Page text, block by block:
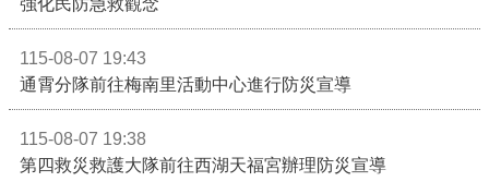
強化民防急救觀念
115-08-07 19:43
通霄分隊前往梅南里活動中心進行防災宣導
115-08-07 19:38
第四救災救護大隊前往西湖天福宮辦理防災宣導